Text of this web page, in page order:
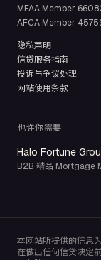
MFAA Member
AFCA Member
隐私声明
信贷服务指南
投诉与争议处理
网站使用条款
也许你需要
Halo Fortune
B2B 精品 Mortgage
本网站所提供的信息
在做出任何信贷决定